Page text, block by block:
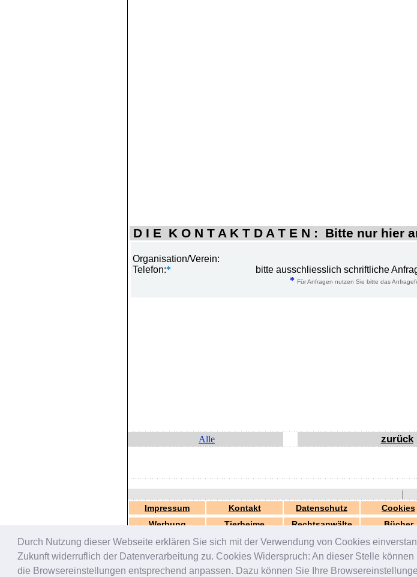
Durch Nutzung dieser Webseite erklären Sie sich mit der Verwendung von Cookies
Zukunft widerruflich der Datenverarbeitung zu. Cookies Widerspruch: An dieser Stelle
die Browsereinstellungen entsprechend anpassen. Dazu können Sie Ihre
D I E K O N T A K T D A T E N : Bitte nur hier
Organisation/Verein:
Telefon:*
bitte ausschliesslich schriftliche
* Für Anfragen nutzen Sie bitte das
Alle zurück
|
Impressum Kontakt Datenschutz Cookies
Werbung
Tierheime Rechtsanwälte Bücher
generiert in
© 2000-2026 by